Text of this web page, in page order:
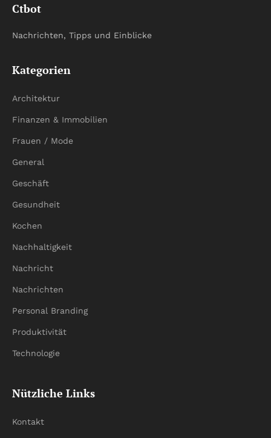
Ctbot
Nachrichten, Tipps und Einblicke
Kategorien
Architektur
Finanzen & Immobilien
Frauen / Mode
General
Geschäft
Gesundheit
Kochen
Nachhaltigkeit
Nachricht
Nachrichten
Personal Branding
Produktivität
Technologie
Nützliche Links
Kontakt